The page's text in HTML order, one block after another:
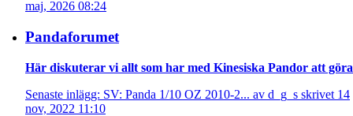
maj, 2026 08:24
Pandaforumet
Här diskuterar vi allt som har med Kinesiska Pandor att
Senaste inlägg: SV: Panda 1/10 OZ 2010-2... av d_g_s skrivet 14
nov, 2022 11:10